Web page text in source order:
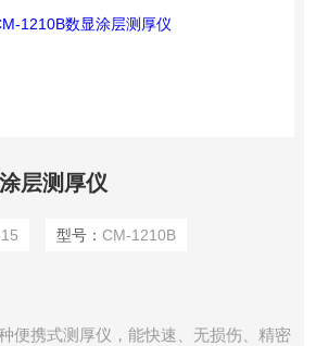
层测厚仪
型号： CM-1210B
便携式测厚仪，能快速、无损伤、精密